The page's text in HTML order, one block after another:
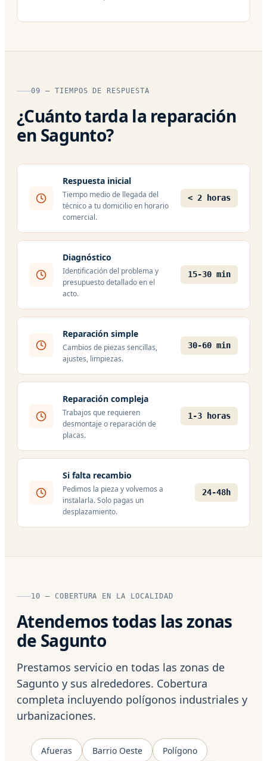
09 — TIEMPOS DE RESPUESTA
¿Cuánto tarda la reparación
en Sagunto?
Respuesta inicial
Tiempo medio de llegada del
técnico a tu domicilio en horario
comercial.
< 2 horas
Diagnóstico
Identificación del problema y
presupuesto detallado en el
acto.
15-30 min
Reparación simple
Cambios de piezas sencillas,
ajustes, limpiezas.
30-60 min
Reparación compleja
Trabajos que requieren
desmontaje o reparación de
placas.
1-3 horas
Si falta recambio
Pedimos la pieza y volvemos a
instalarla. Solo pagas un
desplazamiento.
24-48h
10 — COBERTURA EN LA LOCALIDAD
Atendemos todas las zonas
de Sagunto
Prestamos servicio en todas las zonas de
Sagunto y sus alrededores. Cobertura
completa incluyendo polígonos industriales y
urbanizaciones.
Afueras Barrio Oeste Polígono